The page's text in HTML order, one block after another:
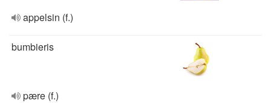
appelsin (f.)
bumbieris
pære (f.)